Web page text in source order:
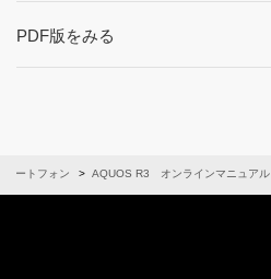
PDF版をみる
マートフォン AQUOS R3 オンラインマニュアル